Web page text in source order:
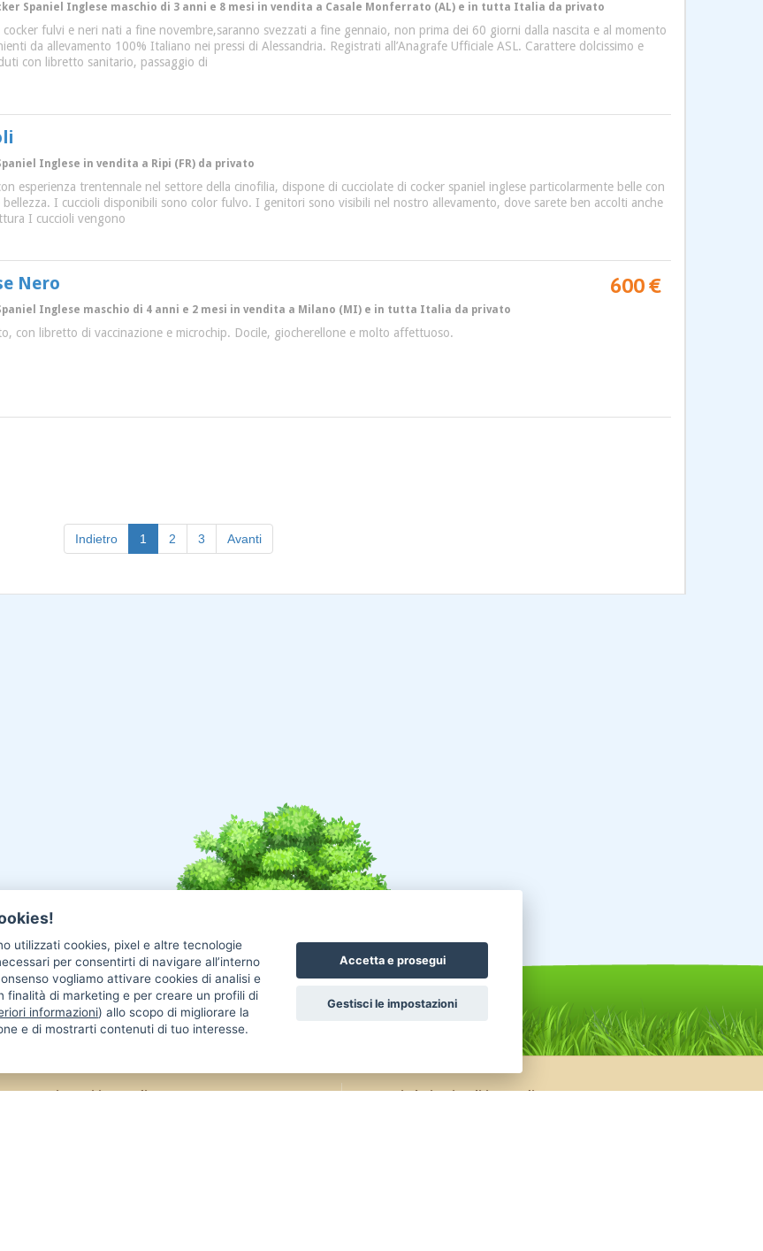
Spaniel Inglese maschio di 3 anni e 8 mesi in vendita a Casale Monferrato (AL) e in tutta Italia da privato
fulvi e neri nati a fine novembre,saranno svezzati a fine gennaio, non prima dei 60 giorni dalla nascita e al momento
da allevamento 100% Italiano nei pressi di Alessandria. Registrati all’Anagrafe Ufficiale ASL. Carattere dolcissimo e
con libretto sanitario, passaggio di
Inglese in vendita a Ripi (FR) da privato
esperienza trentennale nel settore della cinofilia, dispone di cucciolate di cocker spaniel inglese particolarmente belle con
I cuccioli disponibili sono color fulvo. I genitori sono visibili nel nostro allevamento, dove sarete ben accolti anche
I cuccioli vengono
Nero 600 €
Spaniel Inglese maschio di 4 anni e 2 mesi in vendita a Milano (MI) e in tutta Italia da privato
con libretto di vaccinazione e microchip. Docile, giocherellone e molto affettuoso.
Indietro 1 (current)
2 3 Avanti
Annunci Gatti in vendita Annunci altri animali in vendita
utilizzati cookies, pixel e altre tecnologie
per consentirti di navigare all’interno
vogliamo attivare cookies di analisi e
finalità di marketing e per creare un profili di
informazioni) allo scopo di migliorare la
e di mostrarti contenuti di tuo interesse.
Accetta e prosegui
Gestisci le impostazioni